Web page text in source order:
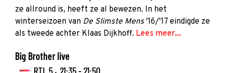
ze allround is, heeft ze al bewezen. In het
winterseizoen van De Slimste Mens '16/'17 eindigde ze
als tweede achter Klaas Dijkhoff. Lees meer...
Big Brother live
RTL 5 · 21:35 - 21:50